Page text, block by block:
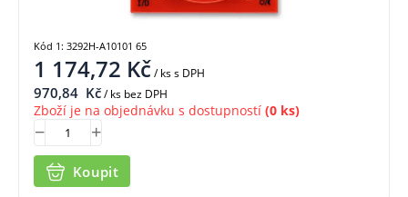
1 174,72 Kč/ kss DPH
970,84 Kč/ ks bez DPH
Zboží je na objednávku s dostupností (0 ks)
Koupit
Kód 1: 3292H-A10101 65